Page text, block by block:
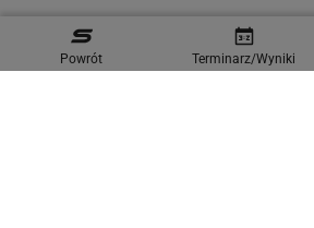
Powrót Terminarz/Wyniki